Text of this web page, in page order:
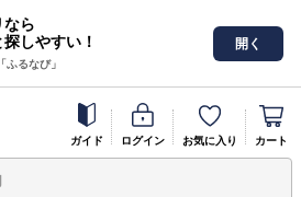
なら
しやすい！
ふるなび」
開く
ガイド ログイン お気に入り カート